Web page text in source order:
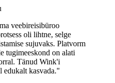
veebireisibüroo
oli lihtne, selge
sujuvaks. Platvorm
tugimeeskond on alati
Tänud Wink'i
edukalt kasvada."